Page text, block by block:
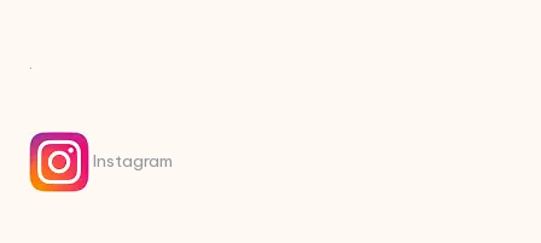
.
Instagram